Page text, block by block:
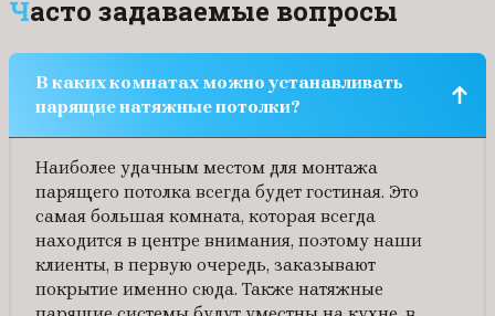
Часто задаваемые вопросы
В каких комнатах можно устанавливать
парящие натяжные потолки?
Наиболее удачным местом для монтажа
парящего потолка всегда будет гостиная. Это
самая большая комната, которая всегда
находится в центре внимания, поэтому наши
клиенты, в первую очередь, заказывают
покрытие именно сюда. Также натяжные